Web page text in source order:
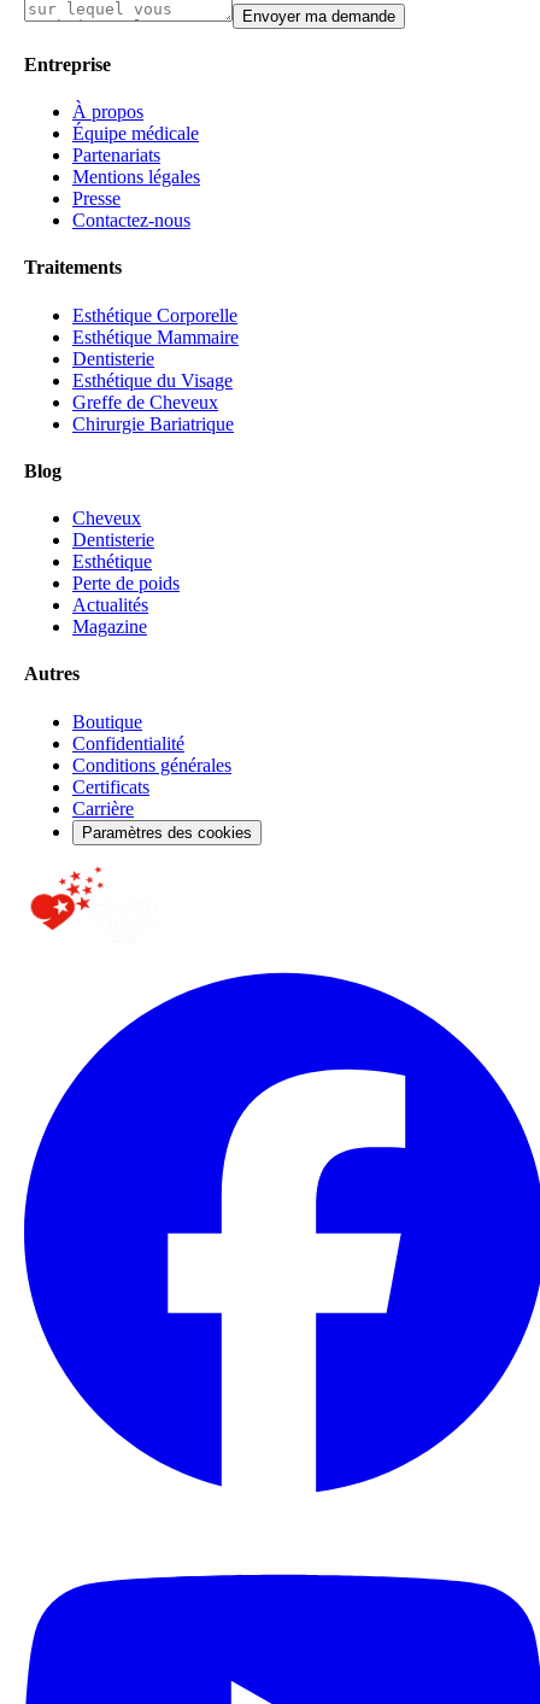
Envoyer ma demande
Entreprise
À propos
Équipe médicale
Partenariats
Mentions légales
Presse
Contactez-nous
Traitements
Esthétique Corporelle
Esthétique Mammaire
Dentisterie
Esthétique du Visage
Greffe de Cheveux
Chirurgie Bariatrique
Blog
Cheveux
Dentisterie
Esthétique
Perte de poids
Actualités
Magazine
Autres
Boutique
Confidentialité
Conditions générales
Certificats
Carrière
Paramètres des cookies